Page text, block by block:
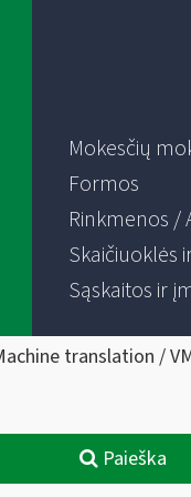
Mokesčių
Formos
Rinkmenos /
Skaičiuoklės
Sąskaitos ir
translation /
Paieška